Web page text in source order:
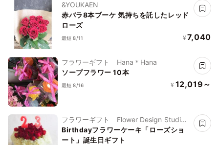
&YOUKAEN
赤バラ8本ブーケ 気持ちを託したレッド
ローズ
最短 8/11 ¥ 7,040
フラワーギフト Hana＊Hana
ソープフラワー 10本
最短 8/16 ¥ 12,019～
フラワーギフト Flower Design Studio
花歩
Birthdayフラワーケーキ「ローズショ
ート」誕生日ギフト